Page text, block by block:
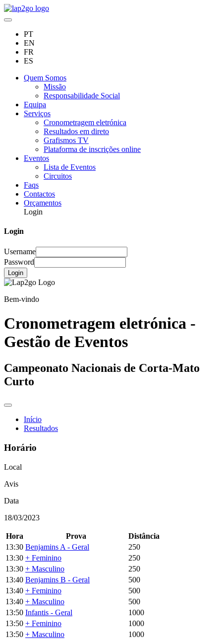
PT
EN
FR
ES
Quem Somos
Missão
Responsabilidade Social
Equipa
Serviços
Cronometragem eletrónica
Resultados em direto
Grafismos TV
Plataforma de inscrições online
Eventos
Lista de Eventos
Circuitos
Faqs
Contactos
Orçamentos
Login
Login
Username
Password
Login
Bem-vindo
Cronometragem eletrónica -
Gestão de Eventos
Campeonato Nacionais de Corta-Mato
Curto
Início
Resultados
Horário
Local
Avis
Data
18/03/2023
Hora Prova
Distância
13:30 Benjamins A - Geral
250
13:30 + Feminino
250
13:30 + Masculino
250
13:40 Benjamins B - Geral
500
13:40 + Feminino
500
13:40 + Masculino
500
13:50 Infantis - Geral
1000
13:50 + Feminino
1000
13:50 + Masculino
1000